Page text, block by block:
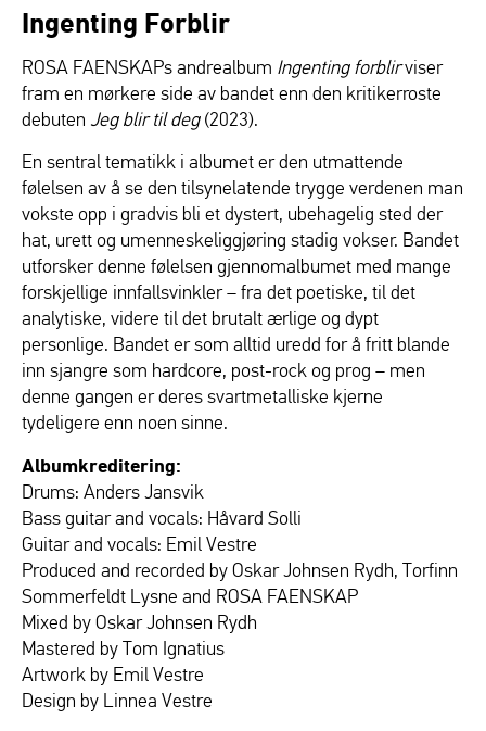
Ingenting Forblir
ROSA FAENSKAPs andrealbum Ingenting forblirviser
fram en mørkere side av bandet enn den kritikerroste
debuten Jeg blir til deg (2023).
En sentral tematikk i albumet er den utmattende
følelsen av å se den tilsynelatende trygge verdenen man
vokste opp i gradvis bli et dystert, ubehagelig sted der
hat, urett og umenneskeliggjøring stadig vokser. Bandet
utforsker denne følelsen gjennomalbumet med mange
forskjellige innfallsvinkler – fra det poetiske, til det
analytiske, videre til det brutalt ærlige og dypt
personlige. Bandet er som alltid uredd for å fritt blande
inn sjangre som hardcore, post-rock og prog – men
denne gangen er deres svartmetalliske kjerne
tydeligere enn noen sinne.
Albumkreditering:
Drums: Anders Jansvik
Bass guitar and vocals: Håvard Solli
Guitar and vocals: Emil Vestre
Produced and recorded by Oskar Johnsen Rydh, Torfinn
Sommerfeldt Lysne and ROSA FAENSKAP
Mixed by Oskar Johnsen Rydh
Mastered by Tom Ignatius
Artwork by Emil Vestre
Design by Linnea Vestre